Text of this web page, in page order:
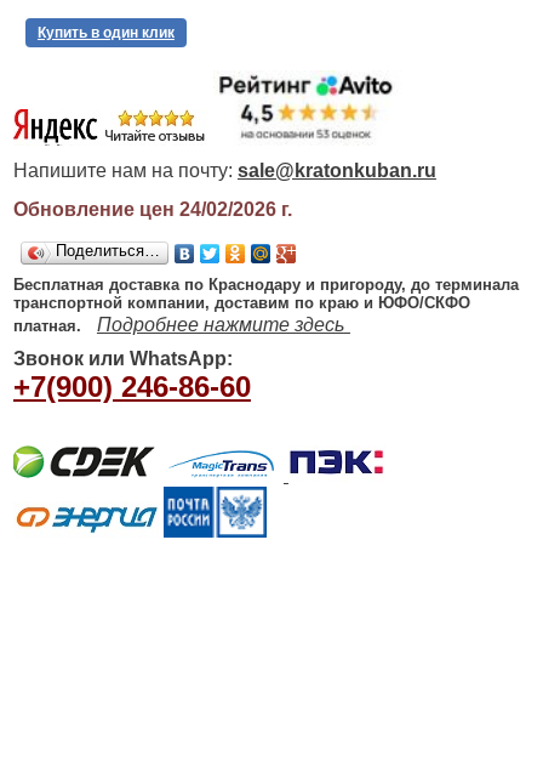
Купить в один клик
Напишите нам на почту: sale@kratonkuban.ru
Обновление цен 24/02/2026г.
Поделиться…
Бесплатная доставка по Краснодару и пригороду, до терминала
транспортной компании, доставим по краю и ЮФО/СКФО
платная.
Подробнее нажмите здесь
Звонок или WhatsApp:
+7(900) 246-86-60